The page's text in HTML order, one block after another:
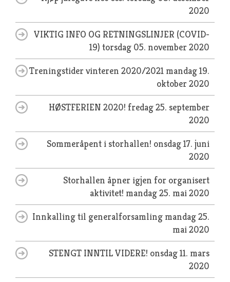
2020
VIKTIG INFO OG RETNINGSLINJER (COVID-
19) torsdag 05. november 2020
Treningstider vinteren 2020/2021 mandag 19.
oktober 2020
HØSTFERIEN 2020! fredag 25. september
2020
Sommeråpent i storhallen! onsdag 17. juni
2020
Storhallen åpner igjen for organisert
aktivitet! mandag 25. mai 2020
Innkalling til generalforsamling mandag 25.
mai 2020
STENGT INNTIL VIDERE! onsdag 11. mars
2020